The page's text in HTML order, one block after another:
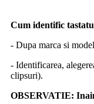
Cum identific
- Dupa marca si
- Identificarea,
clipsuri).
OBSERVATIE: